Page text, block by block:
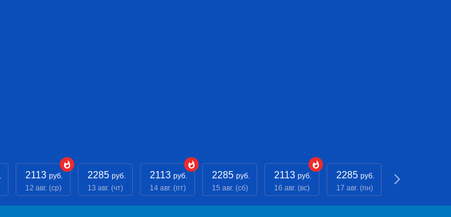
2113 руб.
12 авг. (ср)
2285 руб.
13 авг. (чт)
2113 руб.
14 авг. (пт)
2285 руб.
15 авг. (сб)
2113 руб.
16 авг. (вс)
2285 руб.
17 авг. (пн)